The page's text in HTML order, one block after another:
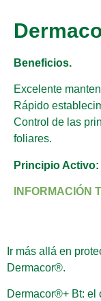
Beneficios.
Excelente
Rápido
Control de las
foliares.
Principio Activo:
INFORMACIÓN
Ir más allá en
Dermacor®.
Dermacor®+ Bt: el